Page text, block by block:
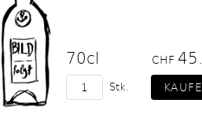
70cl CHF
Stk.